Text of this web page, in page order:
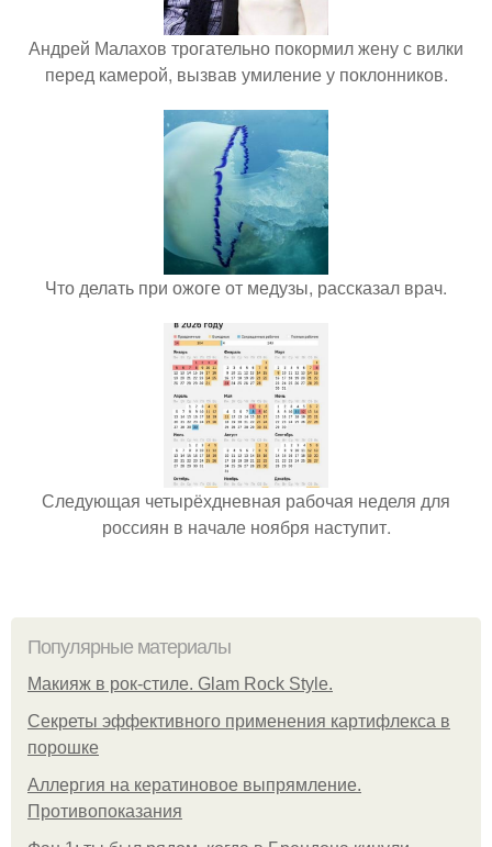
Андрей Малахов трогательно покормил жену с вилки
перед камерой, вызвав умиление у поклонников.
Что делать при ожоге от медузы, рассказал врач.
Следующая четырёхдневная рабочая неделя для
россиян в начале ноября наступит.
Популярные материалы
Макияж в рок-стиле. Glam Rock Style.
Секреты эффективного применения картифлекса в
порошке
Аллергия на кератиновое выпрямление.
Противопоказания